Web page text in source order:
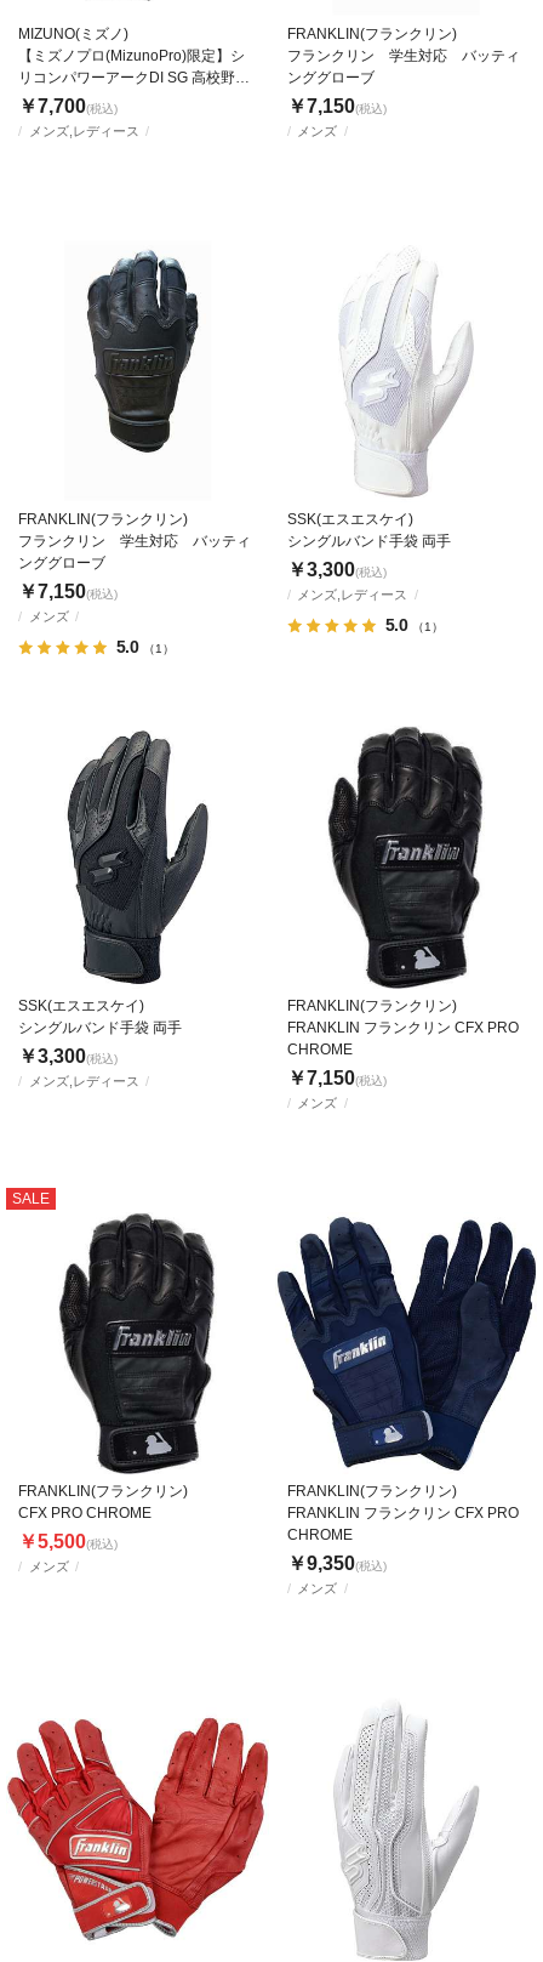
メンズ,レディース
MIZUNO(ミズノ)
【ミズノプロ(MizunoPro)限定】シ
リコンパワーアークDI SG 高校野球
ルール対応モデル
￥7,700(税込)
メンズ
FRANKLIN(フランクリン)
フランクリン 学生対応 バッティ
ンググローブ
￥7,150(税込)
メンズ
5.0 （1）
FRANKLIN(フランクリン)
フランクリン 学生対応 バッティ
ンググローブ
￥7,150(税込) メンズ,レディース
5.0 （1）
SSK(エスエスケイ)
シングルバンド手袋 両手
￥3,300(税込)
メンズ,レディース
SSK(エスエスケイ)
シングルバンド手袋 両手
￥3,300(税込)
メンズ
FRANKLIN(フランクリン)
FRANKLIN フランクリン CFX PRO
CHROME
￥7,150(税込)
SALE
メンズ
FRANKLIN(フランクリン)
CFX PRO CHROME
￥5,500(税込)
メンズ
FRANKLIN(フランクリン)
FRANKLIN フランクリン CFX PRO
CHROME
￥9,350(税込)